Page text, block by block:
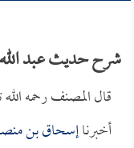
شرح حديث عبد الله
قال المصنف رحمه
أخبرناإسحاق بن